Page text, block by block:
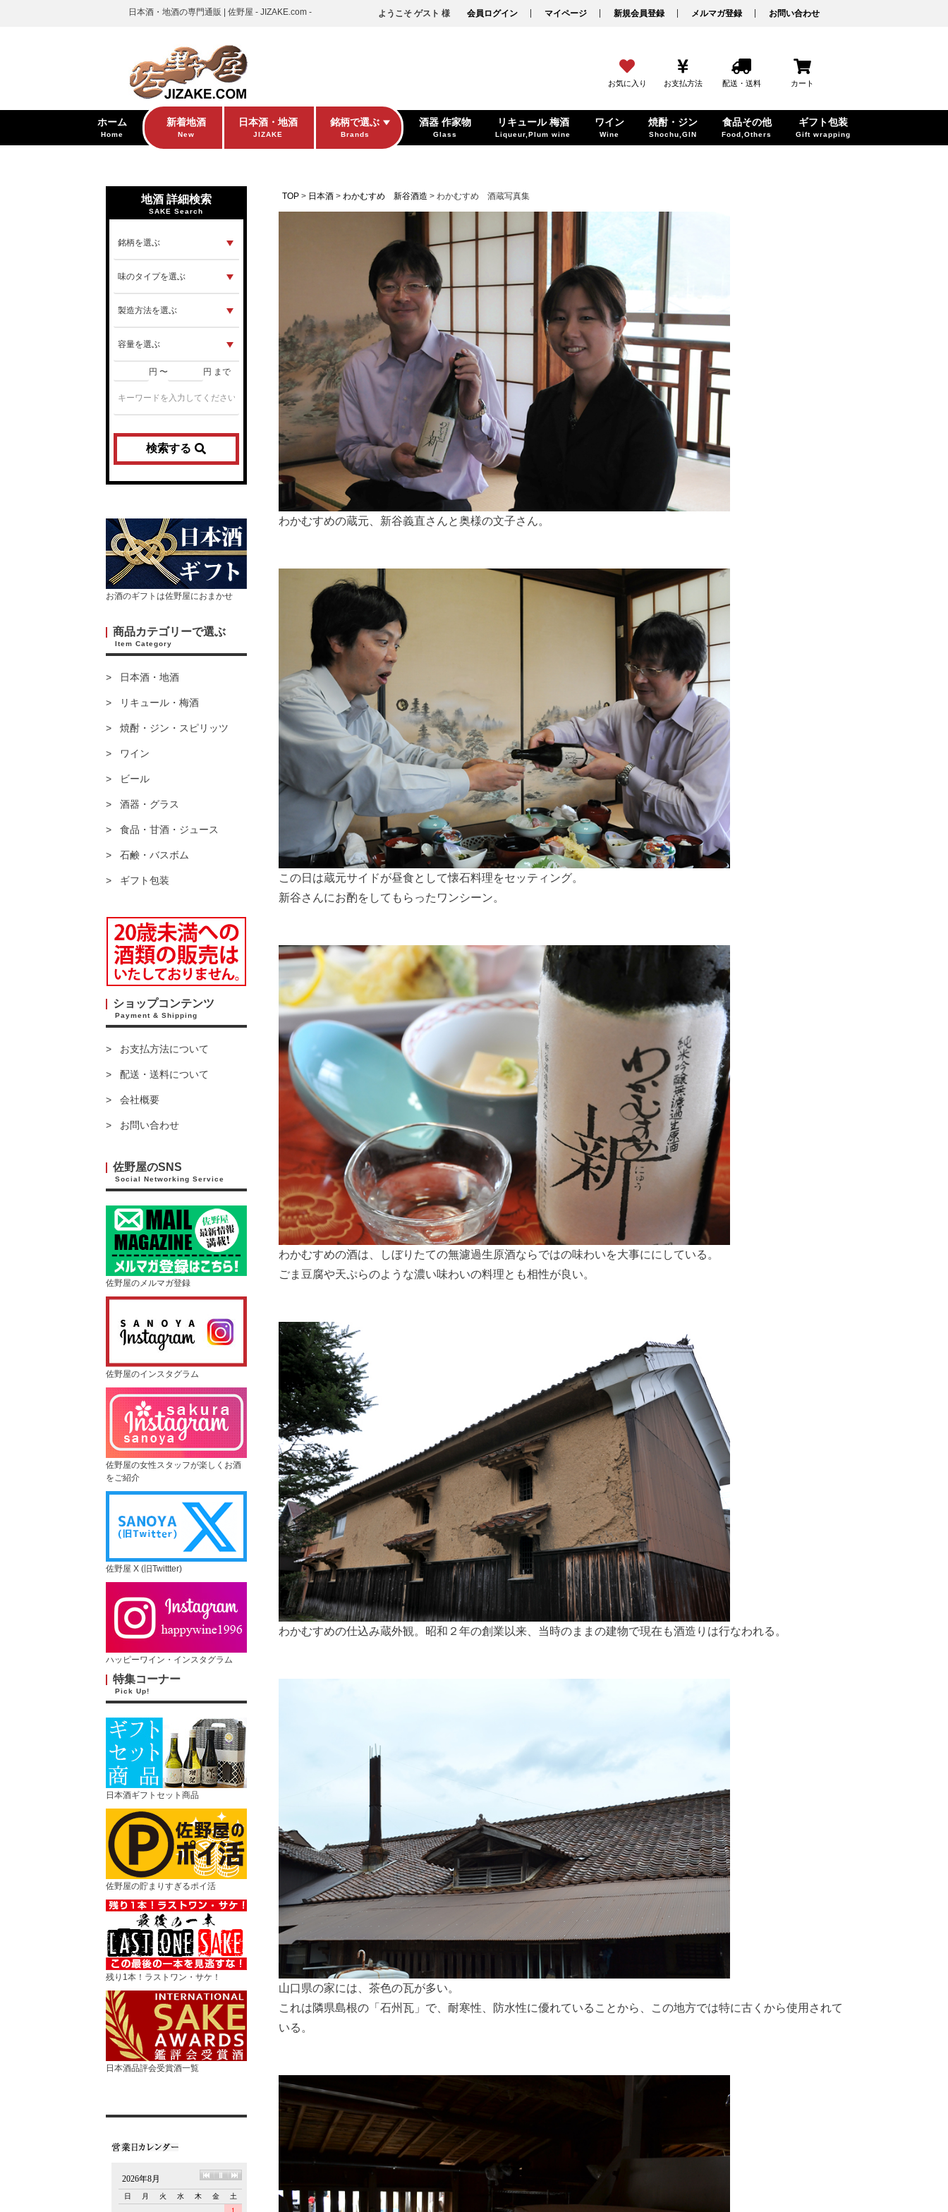
日本酒・地酒の専門通販 | 佐野屋 - JIZAKE.com - ようこそ ゲスト 様 会員ログイン マイページ 新規会員登録 メルマガ登録 お問い合わせ
お気に入り お支払方法 配送・送料 カート
ホーム
Home
新着地酒
New
日本酒・地酒
JIZAKE
銘柄で選ぶ
Brands
酒器 作家物
Glass
リキュール 梅酒
Liqueur,Plum wine
ワイン
Wine
焼酎・ジン
Shochu,GIN
食品その他
Food,Others
ギフト包装
Gift wrapping
地酒 詳細検索
SAKE Search
円 〜 円 まで
検索する
お酒のギフトは佐野屋におまかせ
商品カテゴリーで選ぶ
Item Category
日本酒・地酒
リキュール・梅酒
焼酎・ジン・スピリッツ
ワイン
ビール
酒器・グラス
食品・甘酒・ジュース
石鹸・バスボム
ギフト包装
ショップコンテンツ
Payment & Shipping
お支払方法について
配送・送料について
会社概要
お問い合わせ
佐野屋のSNS
Social Networking Service
佐野屋のメルマガ登録
佐野屋のインスタグラム
佐野屋の女性スタッフが楽しくお酒
をご紹介
佐野屋 X (旧Twittter)
ハッピーワイン・インスタグラム
特集コーナー
Pick Up!
日本酒ギフトセット商品
佐野屋の貯まりすぎるポイ活
残り1本！ラストワン・サケ！
日本酒品評会受賞酒一覧
TOP 日本酒 わかむすめ 新谷酒造 わかむすめ 酒蔵写真集
わかむすめの蔵元、新谷義直さんと奥様の文子さん。
この日は蔵元サイドが昼食として懐石料理をセッティング。
新谷さんにお酌をしてもらったワンシーン。
わかむすめの酒は、しぼりたての無濾過生原酒ならではの味わいを大事ににしている。
ごま豆腐や天ぷらのような濃い味わいの料理とも相性が良い。
わかむすめの仕込み蔵外観。昭和２年の創業以来、当時のままの建物で現在も酒造りは行なわれる。
山口県の家には、茶色の瓦が多い。
これは隣県島根の「石州瓦」で、耐寒性、防水性に優れていることから、この地方では特に古くから使用されて
いる。